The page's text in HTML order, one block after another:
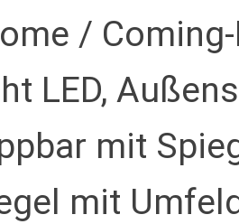
/
LED,
mit
mit